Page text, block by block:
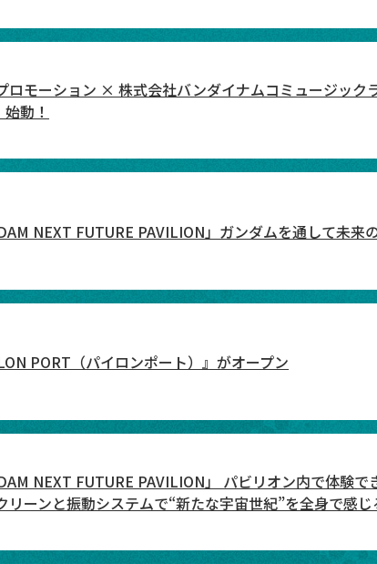
ロモーション × 株式会社バンダイナムコミュージック
動！
NEXT FUTURE PAVILION」ガンダムを通して未来
PORT（パイロンポート）』がオープン
NEXT FUTURE PAVILION」 パビリオン内で体験
ーンと振動システムで“新たな宇宙世紀”を全身で感